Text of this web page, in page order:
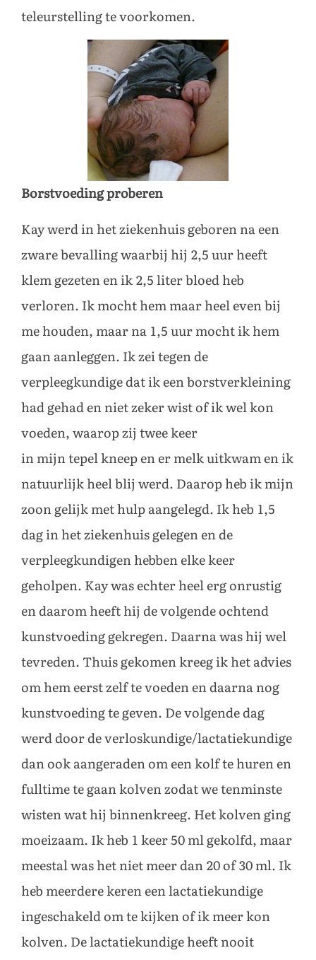
teleurstelling te voorkomen.
Borstvoeding proberen
Kay werd in het ziekenhuis geboren na een
zware bevalling waarbij hij 2,5 uur heeft
klem gezeten en ik 2,5 liter bloed heb
verloren. Ik mocht hem maar heel even bij
me houden, maar na 1,5 uur mocht ik hem
gaan aanleggen. Ik zei tegen de
verpleegkundige dat ik een borstverkleining
had gehad en niet zeker wist of ik wel kon
voeden, waarop zij twee keer
in mijn tepel kneep en er melk uitkwam en ik
natuurlijk heel blij werd. Daarop heb ik mijn
zoon gelijk met hulp aangelegd. Ik heb 1,5
dag in het ziekenhuis gelegen en de
verpleegkundigen hebben elke keer
geholpen. Kay was echter heel erg onrustig
en daarom heeft hij de volgende ochtend
kunstvoeding gekregen. Daarna was hij wel
tevreden. Thuis gekomen kreeg ik het advies
om hem eerst zelf te voeden en daarna nog
kunstvoeding te geven. De volgende dag
werd door de verloskundige/lactatiekundige
dan ook aangeraden om een kolf te huren en
fulltime te gaan kolven zodat we tenminste
wisten wat hij binnenkreeg. Het kolven ging
moeizaam. Ik heb 1 keer 50 ml gekolfd, maar
meestal was het niet meer dan 20 of 30 ml. Ik
heb meerdere keren een lactatiekundige
ingeschakeld om te kijken of ik meer kon
kolven. De lactatiekundige heeft nooit